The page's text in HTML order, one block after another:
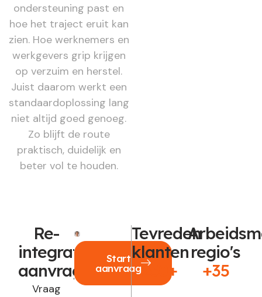
ondersteuning past en
hoe het traject eruit kan
zien. Hoe werknemers en
werkgevers grip krijgen
op verzuim en herstel.
Juist daarom werkt een
standaardoplossing lang
niet altijd goed genoeg.
Zo blijft de route
praktisch, duidelijk en
beter vol te houden.
Re-
integratie
aanvragen?
Vraag
Start
aanvraag
Tevreden
klanten
250+
regio's
+35